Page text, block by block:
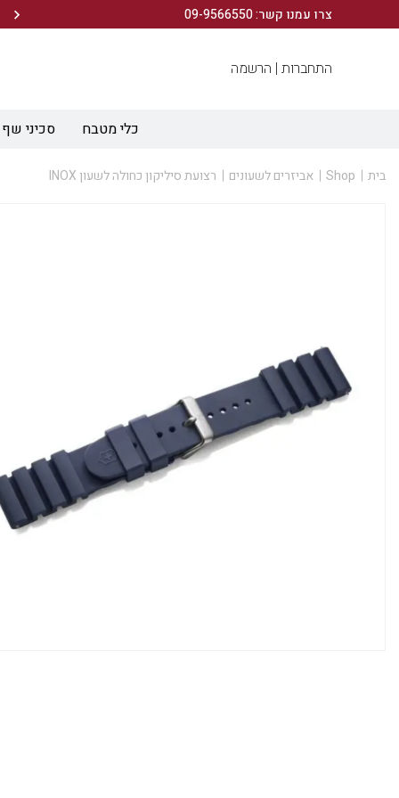
צרו עמנו קשר: 09-9566550
הירשמו לניוזלטר שלנו ותיהנו מ- 10% הנחה ברכישה הראשונה!
התחברות | הרשמה
כלי מטבח סכיני שף
בית Shop אביזרים לשעונים רצועת סיליקון כחולה לשעון INOX